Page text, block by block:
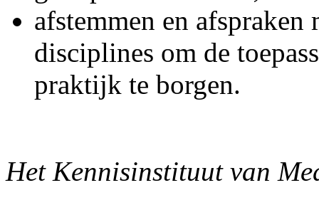
afstemmen en afspraken
disciplines om de
praktijk te borgen.
Het Kennisinstituut van